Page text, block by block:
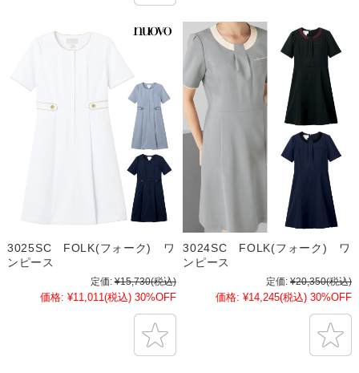
3025SC FOLK(フォーク) ワ
ンピース
定価: ¥15,730(税込)
価格: ¥11,011(税込) 30%OFF
3024SC FOLK(フォーク) ワ
ンピース
定価: ¥20,350(税込)
価格: ¥14,245(税込) 30%OFF